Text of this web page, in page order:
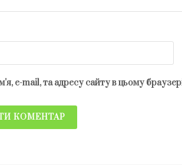
e-mail, та адресу сайту в цьому